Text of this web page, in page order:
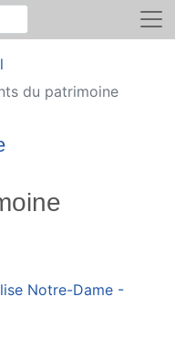
du patrimoine